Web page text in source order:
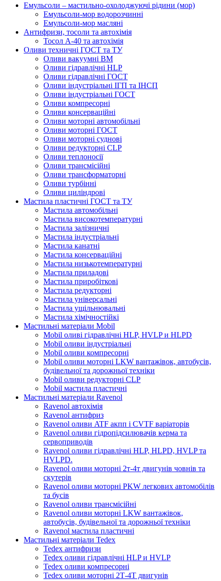
Емульсоли – мастильно-охолоджуючі рідини (мор)
Емульсоли-мор водорозчинні
Емульсоли-мор масляні
Антифризи, тосоли та автохімія
Тосол А-40 та автохімія
Оливи техничні ГОСТ та ТУ
Оливи вакуумні ВМ
Оливи гідравлічні HLP
Оливи гідравлічні ГОСТ
Оливи індустріальні ІГП та ІНСП
Оливи індустріальні ГОСТ
Оливи компресорні
Оливи консерваційні
Оливи моторні автомобільні
Оливи моторні ГОСТ
Оливи моторні суднові
Оливи редукторні CLP
Оливи теплоносії
Оливи трансмісійні
Оливи трансформаторні
Оливи турбінні
Оливи циліндрові
Мастила пластичні ГОСТ та ТУ
Мастила автомобільні
Мастила високотемпературні
Мастила залізничні
Мастила індустріальні
Мастила канатні
Мастила консерваційні
Мастила низькотемпературні
Мастила приладові
Мастила приробіткові
Мастила редукторні
Мастила універсальні
Мастила ущільнювальні
Мастила хімічностійкі
Мастильні матеріали Mobil
Mobil оливі гідравлічні HLP, HVLP и HLPD
Mobil оливи індустріальні
Mobil оливи компресорні
Mobil оливи моторні LKW вантажівок, автобусів,
будівельної та дорожньої техніки
Mobil оливи редукторні CLP
Mobil мастила пластичні
Мастильні матеріали Ravenol
Ravenol автохімія
Ravenol антифриз
Ravenol оливи ATF акпп і CVTF варіаторів
Ravenol оливи гідропідсилювачів керма та
сервоприводів
Ravenol оливи гідравлічні HLP, HLPD, HVLP та
HVLPD.
Ravenol оливи моторні 2т-4т двигунів човнів та
скутерів
Ravenol оливи моторні PKW легкових автомобілів
та бусів
Ravenol оливи трансмісійні
Ravenol оливи моторні LKW вантажівок,
автобусів, будівельної та дорожньої техніки
Ravenol мастила пластичні
Мастильні матеріали Tedex
Tedex антифризи
Tedex оливи гідравлічні HLP и HVLP
Tedex оливи компресорні
Tedex оливи моторні 2Т-4Т двигунів